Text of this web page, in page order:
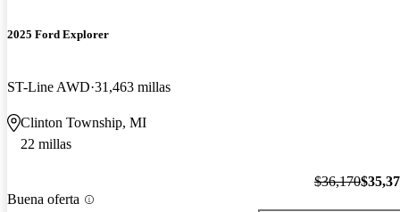
2025 Ford Explorer
ST-Line AWD 31,463 millas
Clinton Township, MI
22 millas
Buena oferta
$36,170